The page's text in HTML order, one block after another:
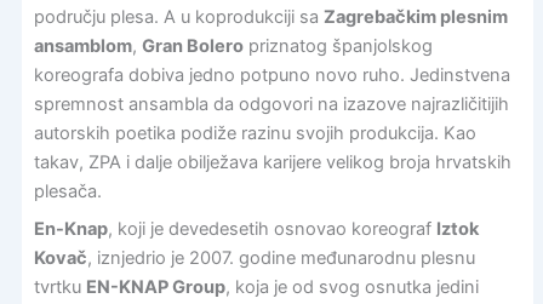
području plesa. A u koprodukciji sa Zagrebačkim plesnim
ansamblom, Gran Boleropriznatog španjolskog
koreografa dobiva jedno potpuno novo ruho. Jedinstvena
spremnost ansambla da odgovori na izazove najrazličitijih
autorskih poetika podiže razinu svojih produkcija. Kao
takav, ZPA i dalje obilježava karijere velikog broja hrvatskih
plesača.
En-Knap, koji je devedesetih osnovao koreograf Iztok
Kovač, iznjedrio je 2007. godine međunarodnu plesnu
tvrtku EN-KNAP Group, koja je od svog osnutka jedini